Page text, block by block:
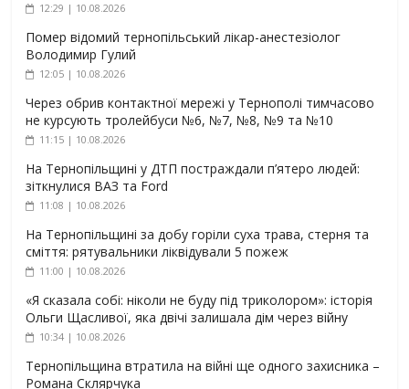
12:29 | 10.08.2026
Помер відомий тернопільський лікар-анестезіолог
Володимир Гулий
12:05 | 10.08.2026
Через обрив контактної мережі у Тернополі тимчасово
не курсують тролейбуси №6, №7, №8, №9 та №10
11:15 | 10.08.2026
На Тернопільщині у ДТП постраждали п’ятеро людей:
зіткнулися ВАЗ та Ford
11:08 | 10.08.2026
На Тернопільщині за добу горіли суха трава, стерня та
сміття: рятувальники ліквідували 5 пожеж
11:00 | 10.08.2026
«Я сказала собі: ніколи не буду під триколором»: історія
Ольги Щасливої, яка двічі залишала дім через війну
10:34 | 10.08.2026
Тернопільщина втратила на війні ще одного захисника –
Романа Склярчука